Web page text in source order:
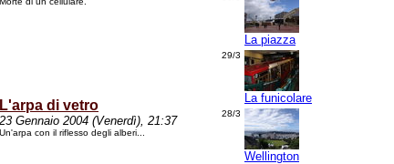
L'arpa di vetro
23 Gennaio 2004 (Venerdì), 21:37
Un'arpa con il riflesso degli alberi...
La piazza
29/3
La funicolare
28/3
Wellington